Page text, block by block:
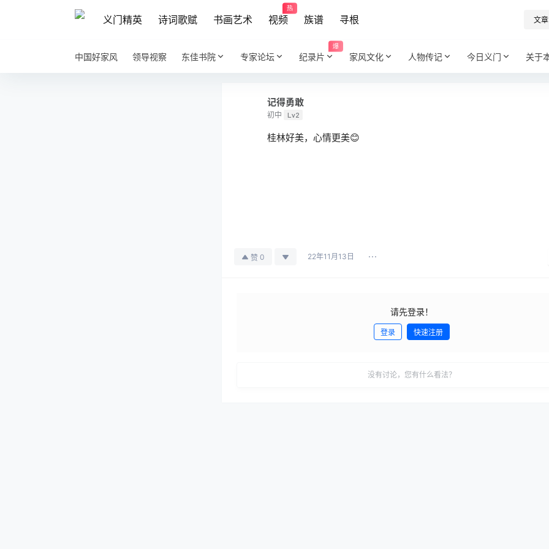
义门精英 诗词歌赋 书画艺术 视频
热
族谱 寻根 文章
中国好家风 领导视察 东佳书院 专家论坛 纪录片
爆
家风文化 人物传记 今日义门 关于
记得勇敢
初中 Lv2
桂林好美，心情更美😊
赞 0 22年11月13日
请先登录！
登录 快速注册
没有讨论，您有什么看法？